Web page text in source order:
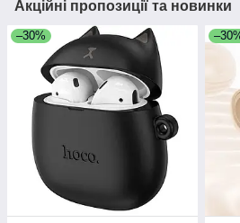
Акційні пропозиції та новинки
–30%